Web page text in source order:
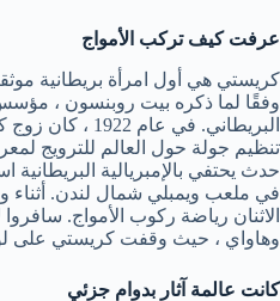
عرفت كيف تركب الأمواج
كريستي هي أول امرأة بريطانية
وفقًا لما ذكره بيت روبنسون ،
البريطاني. في
تنظيم جولة حول العالم للترويج
في ملعب ويمبلي شمال لندن.
الاثنان رياضة ركوب الأمواج. سافروا
وهاواي ، حيث وقفت كريستي على
كانت عالمة آثار بدوام جزئي